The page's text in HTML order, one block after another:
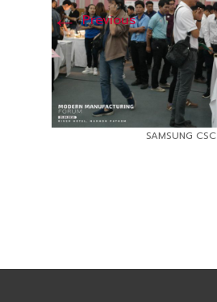
←Previous
SAMSUNG CSC